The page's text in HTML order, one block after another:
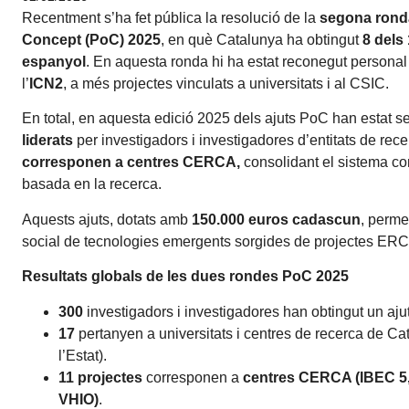
Recentment s’ha fet pública la resolució de la segona
Concept (PoC) 2025, en què Catalunya ha obtingut8 dels
espanyol . En aquesta ronda hi ha estat reconegut
l’ ICN2, a més projectes vinculats a universitats i al CSIC.
En total, en aquesta edició 2025 dels ajuts PoC han estat
liderats per investigadors i investigadores d’entitats de
corresponen a centres CERCA, consolidant el sistema
basada en la recerca.
Aquests ajuts, dotats amb 150.000 euros cadascun,
social de tecnologies emergents sorgides de projectes
Resultats globals de les dues rondes PoC 2025
300 investigadors i investigadores han obtingut un
17 pertanyen a universitats i centres de recerca de
l’Estat).
11 projectes corresponen a centres CERCA (IBEC
VHIO).